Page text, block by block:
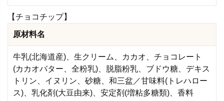
【チョコチップ】
原材料名
牛乳(北海道産)、生クリーム、カカオ、チョコレート
(カカオバター、全粉乳)、脱脂粉乳、ブドウ糖、デキス
トリン、イヌリン、砂糖、和三盆／甘味料(トレハロー
ス)、乳化剤(大豆由来)、安定剤(増粘多糖類)、香料